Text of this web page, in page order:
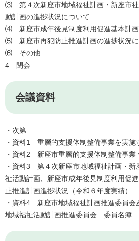
⑶ 第４次新座市地域福祉計画・新座市社
動計画の進捗状況について
⑷ 新座市成年後見制度利用促進基本計画
⑸ 新座市再犯防止推進計画の進捗状況
​⑹ その他
4 閉会
会議資料
・次第
・資料1 重層的支援体制整備事業を実施
・資料2 新座市重層的支援体制整備事業
・資料3 第４次新座市地域福祉計画・新
祉活動計画、新座市成年後見制度利用促
止推進計画進捗状況（令和６年度実績）
・資料4 新座市地域福祉計画推進委員会
地域福祉活動計画推進委員会 委員名簿